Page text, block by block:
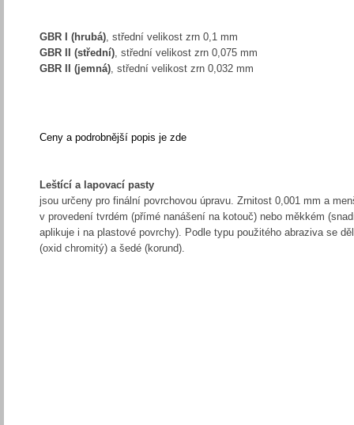
GBR I (hrubá), střední velikost zrn 0,1 mm
GBR II (střední), střední velikost zrn 0,075 mm
GBR II (jemná), střední velikost zrn 0,032 mm
Ceny a podrobnější popis je zde
Leštící a lapovací pasty
jsou určeny pro finální povrchovou úpravu. Zrnitost 0,001 mm a
v provedení tvrdém (přímé nanášení na kotouč) nebo měkkém
aplikuje i na plastové povrchy). Podle typu použitého abraziva se
(oxid chromitý) a šedé (korund).